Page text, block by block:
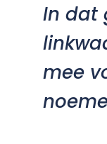
In dat
mee